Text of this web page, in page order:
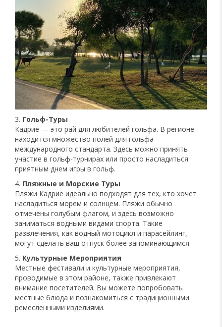
Гольф-Туры
Кадрие — это рай для любителей гольфа. В регионе
находится множество полей для гольфа
международного стандарта. Здесь можно принять
участие в гольф-турнирах или просто насладиться
приятным днем игры в гольф.
Пляжные и Морские Туры
Пляжи Кадрие идеально подходят для тех, кто хочет
насладиться морем и солнцем. Пляжи обычно
отмечены голубым флагом, и здесь возможно
заниматься водными видами спорта. Такие
развлечения, как водный мотоцикл и парасейлинг,
могут сделать ваш отпуск более запоминающимся.
Культурные Мероприятия
Местные фестивали и культурные мероприятия,
проводимые в этом районе, также привлекают
внимание посетителей. Вы можете попробовать
местные блюда и познакомиться с традиционными
ремесленными изделиями.